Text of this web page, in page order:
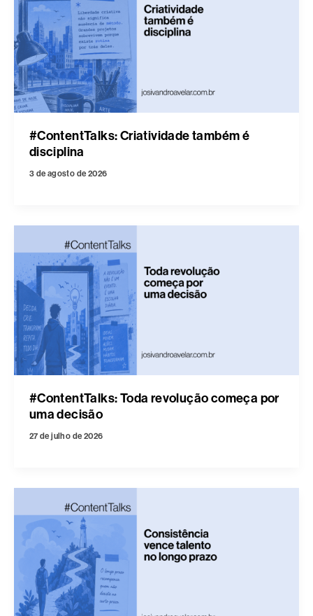
#ContentTalks: Criatividade também é
disciplina
3 de agosto de 2026
#ContentTalks: Toda revolução começa por
uma decisão
27 de julho de 2026